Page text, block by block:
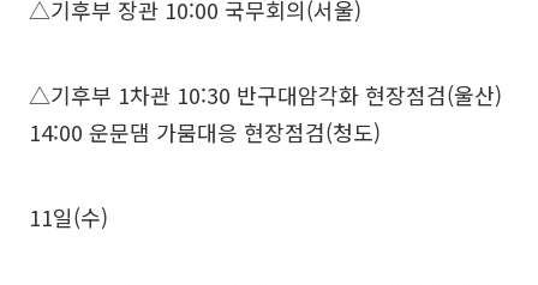
△기후부 장관 10:00 국무회의(서울)
△기후부 1차관 10:30 반구대암각화 현장점검(울산)
14:00 운문댐 가뭄대응 현장점검(청도)
11일(수)